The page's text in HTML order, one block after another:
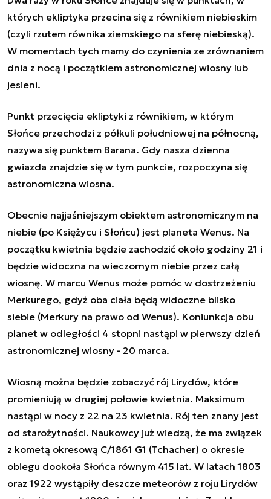
których ekliptyka przecina się z równikiem niebieskim
(czyli rzutem równika ziemskiego na sferę niebieską).
W momentach tych mamy do czynienia ze zrównaniem
dnia z nocą i początkiem astronomicznej wiosny lub
jesieni.
Punkt przecięcia ekliptyki z równikiem, w którym
Słońce przechodzi z półkuli południowej na północną,
nazywa się punktem Barana. Gdy nasza dzienna
gwiazda znajdzie się w tym punkcie, rozpoczyna się
astronomiczna wiosna.
Obecnie najjaśniejszym obiektem astronomicznym na
niebie (po Księżycu i Słońcu) jest planeta Wenus. Na
początku kwietnia będzie zachodzić około godziny 21 i
będzie widoczna na wieczornym niebie przez całą
wiosnę. W marcu Wenus może pomóc w dostrzeżeniu
Merkurego, gdyż oba ciała będą widoczne blisko
siebie (Merkury na prawo od Wenus). Koniunkcja obu
planet w odległości 4 stopni nastąpi w pierwszy dzień
astronomicznej wiosny - 20 marca.
Wiosną można będzie zobaczyć rój Lirydów, które
promieniują w drugiej połowie kwietnia. Maksimum
nastąpi w nocy z 22 na 23 kwietnia. Rój ten znany jest
od starożytności. Naukowcy już wiedzą, że ma związek
z kometą okresową C/1861 G1 (Tchacher) o okresie
obiegu dookoła Słońca równym 415 lat. W latach 1803
oraz 1922 wystąpiły deszcze meteorów z roju Lirydów